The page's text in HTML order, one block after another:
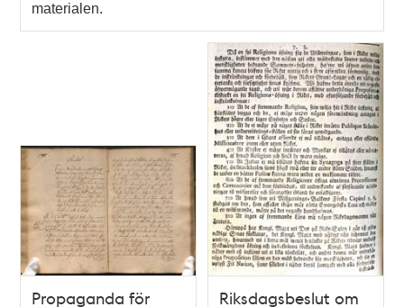
materialen.
Propaganda för
Riksdagsbeslut om